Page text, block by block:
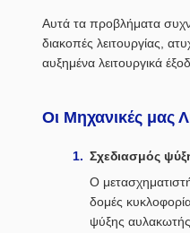
Αυτά τα προβλήματα
διακοπές λειτουργίας,
αυξημένα λειτουργικά
Οι Μηχανικές μας
Σχεδιασμός
Ο
δομές
ψύξης